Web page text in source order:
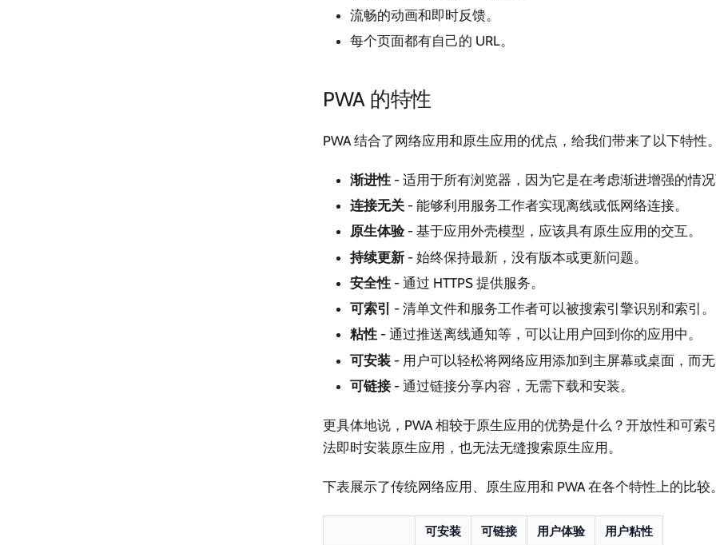
流畅的动画和即时反馈。
每个页面都有自己的 URL。
PWA 的特性
PWA 结合了网络应用和原生应用的优点，给我们带来了以下特性。
渐进性 - 适用于所有浏览器，因为它是在考虑渐进增强的情况
连接无关 - 能够利用服务工作者实现离线或低网络连接。
原生体验- 基于应用外壳模型，应该具有原生应用的交互。
持续更新 - 始终保持最新，没有版本或更新问题。
安全性 - 通过 HTTPS 提供服务。
可索引 - 清单文件和服务工作者可以被搜索引擎识别和索引。
粘性 - 通过推送离线通知等，可以让用户回到你的应用中。
可安装 - 用户可以轻松将网络应用添加到主屏幕或桌面，而无
可链接- 通过链接分享内容，无需下载和安装。
更具体地说，PWA 相较于原生应用的优势是什么？开放性和可索
法即时安装原生应用，也无法无缝搜索原生应用。
下表展示了传统网络应用、原生应用和 PWA 在各个特性上的比较。
可安装 可链接 用户体验 用户粘性